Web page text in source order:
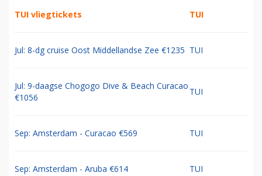
TUI vliegtickets TUI
Jul: 8-dg cruise Oost Middellandse Zee €1235 TUI
Jul: 9-daagse Chogogo Dive & Beach Curacao
€1056
TUI
Sep: Amsterdam - Curacao €569 TUI
Sep: Amsterdam - Aruba €614 TUI